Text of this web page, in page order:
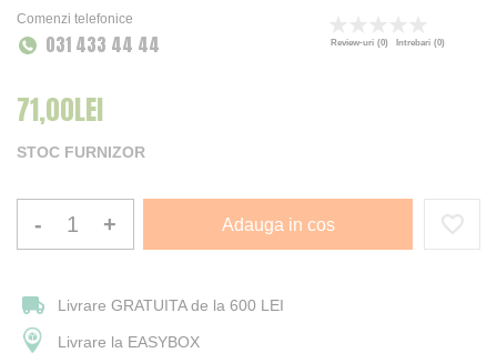
Comenzi telefonice
031 433 44 44
0
% of100
Review-uri (0) Intrebari (0)
71,00LEI
STOC FURNIZOR
- + Adauga in cos
Livrare GRATUITA de la 600 LEI
Livrare la EASYBOX